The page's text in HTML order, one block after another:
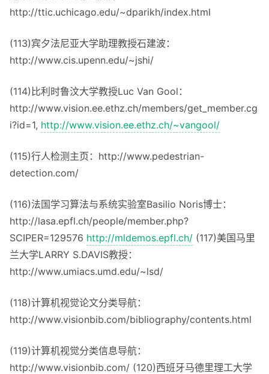
http://ttic.uchicago.edu/~dparikh/index.html
(113)宾夕法尼亚大学助理教授石建波：
http://www.cis.upenn.edu/~jshi/
(114)比利时鲁汶大学教授Luc Van Gool：
http://www.vision.ee.ethz.ch/members/get_member.cg
i?id=1, http://www.vision.ee.ethz.ch/~vangool/
(115)行人检测主页：http://www.pedestrian-
detection.com/
(116)法国学习算法与系统实验室Basilio Noris博士：
http://lasa.epfl.ch/people/member.php?
SCIPER=129576 http://mldemos.epfl.ch/ (117)美国马里
兰大学LARRY S.DAVIS教授：
http://www.umiacs.umd.edu/~lsd/
(118)计算机视觉论文分类导航：
http://www.visionbib.com/bibliography/contents.html
(119)计算机视觉分类信息导航：
http://www.visionbib.com/ (120)西班牙马德里理工大学